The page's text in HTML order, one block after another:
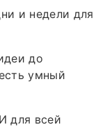
и недели для
до
умный
для всей